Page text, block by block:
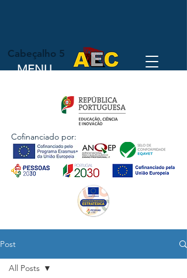
Cofinanciado por:
MENU
Cabeçalho 5
Post
All Posts